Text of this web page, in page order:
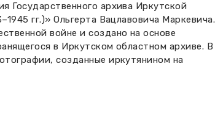
Государственного архива Иркутской
гг.)» Ольгерта Вацлавовича Маркевича.
войне и создано на основе
в Иркутском областном архиве. В
созданные иркутянином на